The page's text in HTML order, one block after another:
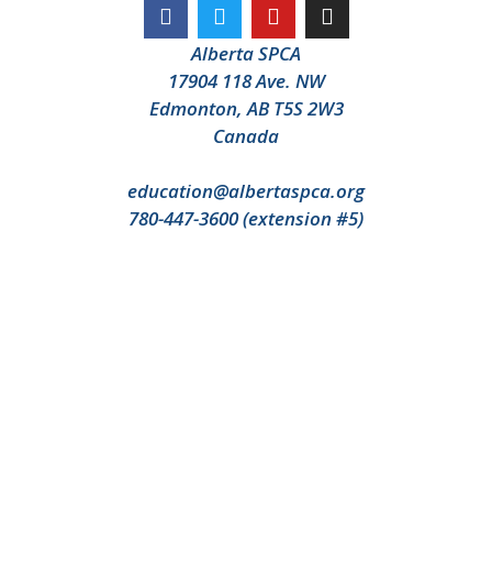
Alberta SPCA
17904 118 Ave. NW
Edmonton, AB T5S 2W3
Canada
education@albertaspca.org
780-447-3600 (extension #5)